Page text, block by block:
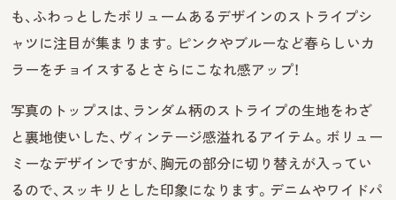
も、ふわっとしたボリュームあるデザインのストライプシ
ャツに注目が集まります。ピンクやブルーなど春らしいカ
ラーをチョイスするとさらにこなれ感アップ！
写真のトップスは、ランダム柄のストライプの生地をわざ
と裏地使いした、ヴィンテージ感溢れるアイテム。ボリュー
ミーなデザインですが、胸元の部分に切り替えが入ってい
るので、スッキリとした印象になります。デニムやワイドパ